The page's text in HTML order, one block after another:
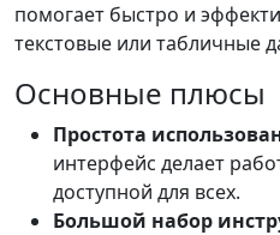
помогает быстро и
текстовые или табличные
Основные плюсы
Простота
интерфейс делает
доступной для всех.
Большой набор